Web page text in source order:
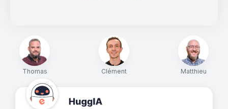
Thomas Clément Matthieu